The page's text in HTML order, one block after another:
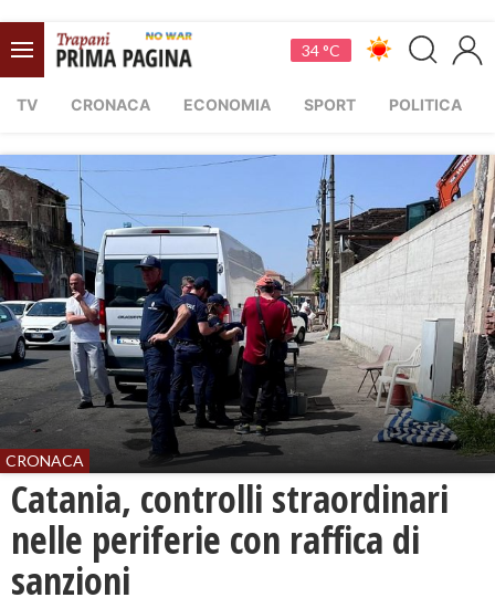
34 °C
TV CRONACA ECONOMIA SPORT POLITICA
CRONACA
Catania, controlli straordinari
nelle periferie con raffica di
sanzioni